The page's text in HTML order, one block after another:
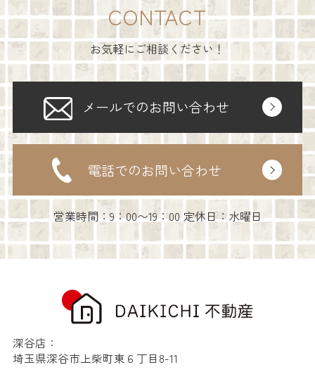
CONTACT
お気軽にご相談ください！
メールでのお問い合わせ
電話でのお問い合わせ
営業時間：9：00〜19：00 定休日：水曜日
深谷店：
埼玉県深谷市上柴町東６丁目8-11